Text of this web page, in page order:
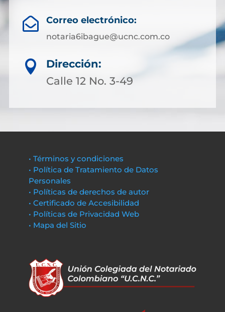
 Correo electrónico:
notaria6ibague@ucnc.com.co

Dirección:
Calle 12 No. 3-49
• Términos y condiciones
• Política de Tratamiento de Datos
Personales
• Políticas de derechos de autor
• Certificado de Accesibilidad
• Políticas de Privacidad Web
• Mapa del Sitio